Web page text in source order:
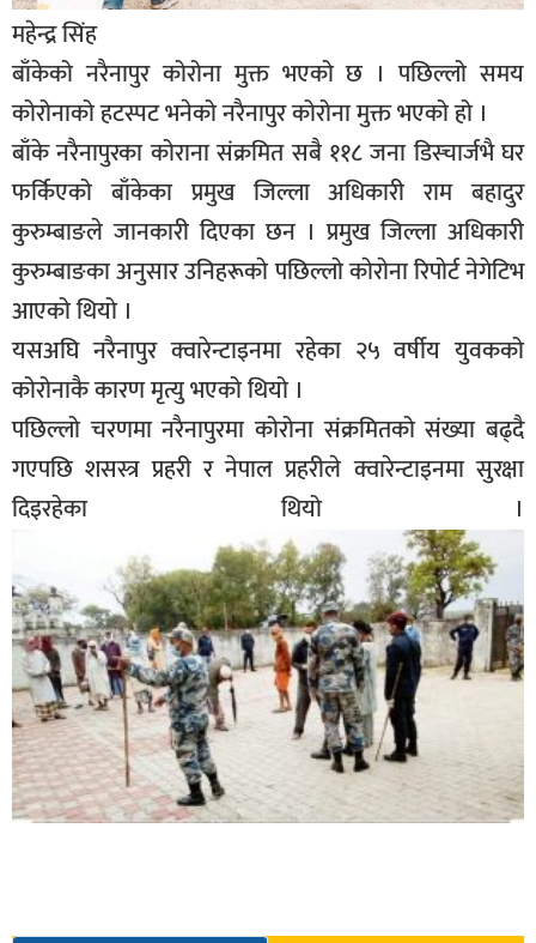
दुनिया
बिचार
कुराकानी
जीवनशैली
सूचना-
प्रवधि
महेन्द्र सिंह
बाँकेको नरैनापुर कोरोना मुक्त भएको छ । पछिल्लो समय
कोरोनाको हटस्पट भनेको नरैनापुर कोरोना मुक्त भएको हो ।
बाँके नरैनापुरका कोराना संक्रमित सबै ११८ जना डिस्चार्जभै घर
फर्किएको बाँकेका प्रमुख जिल्ला अधिकारी राम बहादुर
कुरुम्बाङले जानकारी दिएका छन । प्रमुख जिल्ला अधिकारी
कुरुम्बाङका अनुसार उनिहरूकाे पछिल्लाे काेराेना रिपाेर्ट नेगेटिभ
आएको थियो ।
यसअघि नरैनापुर क्वारेन्टाइनमा रहेका २५ वर्षीय युवकको
कोरोनाकै कारण मृत्यु भएको थियो ।
पछिल्लो चरणमा नरैनापुरमा कोरोना संक्रमितको संख्या बढ्दै
गएपछि शसस्त्र प्रहरी र नेपाल प्रहरीले क्वारेन्टाइनमा सुरक्षा
दिइरहेका थियो ।